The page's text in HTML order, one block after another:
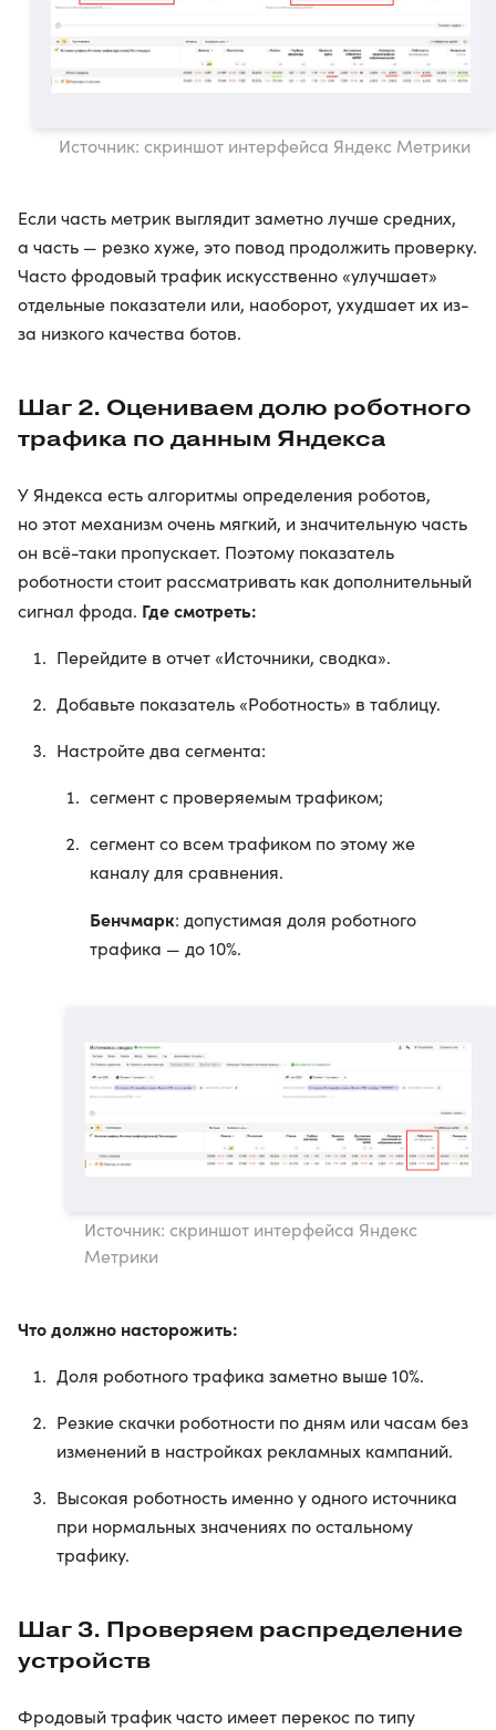
Источник: скриншот интерфейса Яндекс Метрики
Если часть метрик выглядит заметно лучше средних,
а часть — резко хуже, это повод продолжить проверку.
Часто фродовый трафик искусственно «улучшает»
отдельные показатели или, наоборот, ухудшает их из-
за низкого качества ботов.
Шаг 2. Оцениваем долю роботного
трафика по данным Яндекса
У Яндекса есть алгоритмы определения роботов,
но этот механизм очень мягкий, и значительную часть
он всё-таки пропускает. Поэтому показатель
роботности стоит рассматривать как дополнительный
сигнал фрода. Где смотреть:
Перейдите в отчет «Источники, сводка».
Добавьте показатель «Роботность» в таблицу.
Настройте два сегмента:
сегмент с проверяемым трафиком;
сегмент со всем трафиком по этому же
каналу для сравнения.
Бенчмарк: допустимая доля роботного
трафика — до 10%.
Источник: скриншот интерфейса Яндекс
Метрики
Что должно насторожить:
Доля роботного трафика заметно выше 10%.
Резкие скачки роботности по дням или часам без
изменений в настройках рекламных кампаний.
Высокая роботность именно у одного источника
при нормальных значениях по остальному
трафику.
Шаг 3. Проверяем распределение
устройств
Фродовый трафик часто имеет перекос по типу